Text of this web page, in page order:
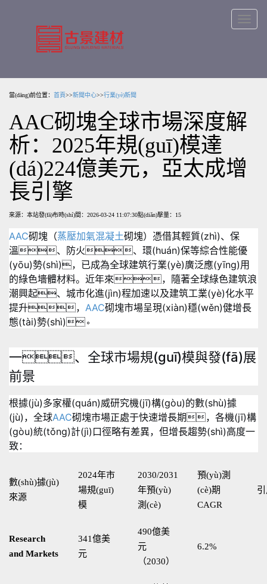
當(dāng)前位置： 首頁>>新聞中心>>行業(yè)新聞
AAC砌塊全球市場深度解
析：2025年規(guī)模達
(dá)224億美元，亞太成增
長引擎
來源：本站發(fā)布時(shí)間：2026-03-24 11:07:30點(diǎn)擊量：15
AAC砌塊（蒸壓加氣混凝土砌塊）憑借其輕質(zhì)、保
溫、防火、環(huán)保等綜合性能優
(yōu)勢(shì)，已成為全球建筑行業(yè)廣泛應(yīng)用
的綠色墻體材料。近年來，隨著全球綠色建筑浪
潮興起、城市化進(jìn)程加速以及建筑工業(yè)化水平
提升， AAC砌塊市場呈現(xiàn)穩(wěn)健增長
態(tài)勢(shì)。
一、全球市場規(guī)模與發(fā)展
前景
根據(jù)多家權(quán)威研究機(jī)構(gòu)的數(shù)據
(jù)，全球AAC砌塊市場正處于快速增長期，各機(jī)構
(gòu)統(tǒng)計(jì)口徑略有差異，但增長趨勢(shì)高度一
致：
數(shù)據(jù)
來源
2024年市
場規(guī)
模
2030/2031
年預(yù)
測(cè)
預(yù)測
(cè)期
CAGR
Research
and Markets
341億美
元
490億美
元
（2030）
6.2%